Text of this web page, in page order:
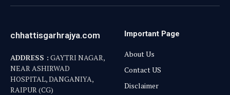
chhattisgarhrajya.com
ADDRESS : GAYTRI NAGAR,
NEAR ASHIRWAD
HOSPITAL, DANGANIYA,
RAIPUR (CG)
Important Page
About Us
Contact US
Disclaimer